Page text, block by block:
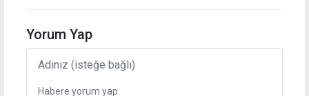
Yorum Yap